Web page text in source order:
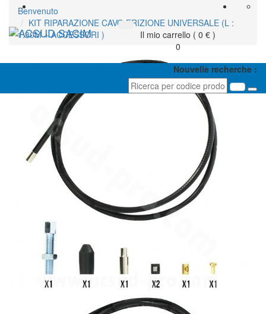
Il mio carrello ( 0 € )
0
Nouvelle recherche :
Benvenuto
KIT RIPARAZIONE CAVO FRIZIONE UNIVERSALE (L :
1.30M + ACCESSORI )